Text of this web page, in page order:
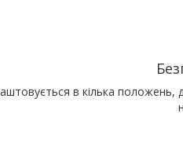
в кілька